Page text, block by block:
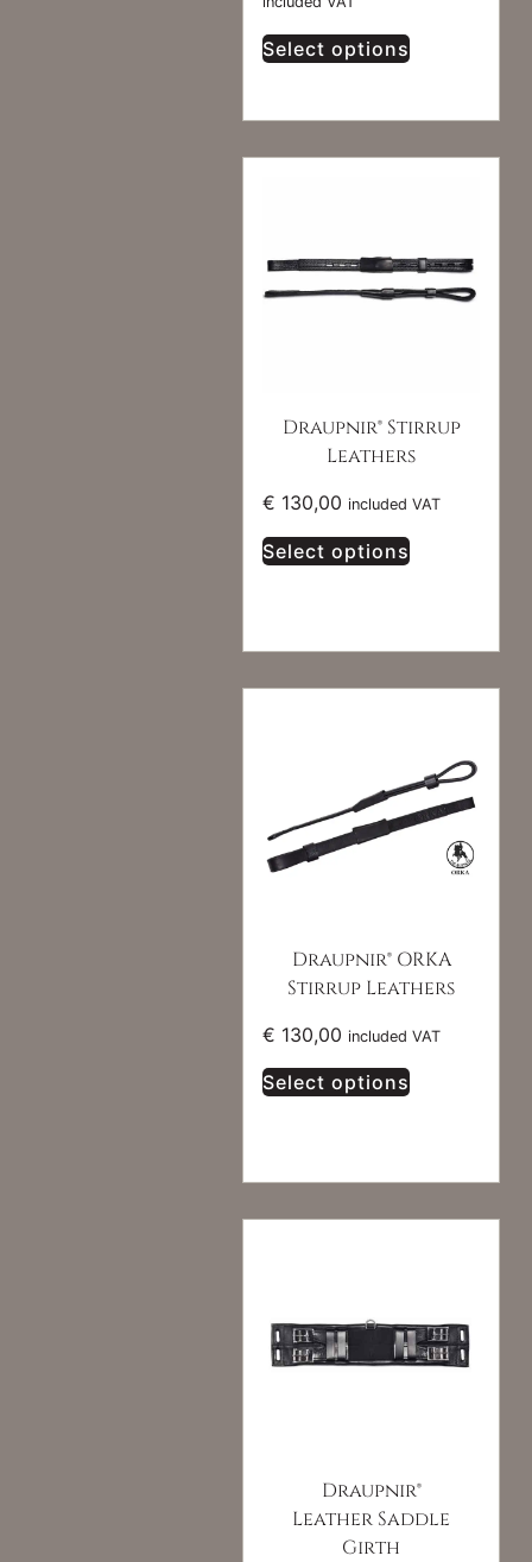
Select options
Draupnir® Stirrup
Leathers
€ 130,00 included VAT
Select options
Draupnir® ORKA
Stirrup Leathers
€ 130,00 included VAT
Select options
Draupnir®
Leather Saddle
Girth